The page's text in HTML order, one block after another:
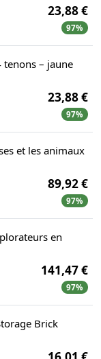
23,88 €
97%
– jaune
23,88 €
97%
et les animaux
89,92 €
97%
en
141,47 €
97%
Brick